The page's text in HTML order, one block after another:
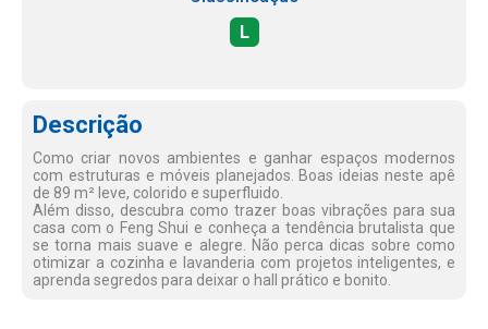
L
Descrição
Como criar novos ambientes e ganhar espaços modernos
com estruturas e móveis planejados. Boas ideias neste apê
de 89 m² leve, colorido e superfluido.
Além disso, descubra como trazer boas vibrações para sua
casa com o Feng Shui e conheça a tendência brutalista que
se torna mais suave e alegre. Não perca dicas sobre como
otimizar a cozinha e lavanderia com projetos inteligentes, e
aprenda segredos para deixar o hall prático e bonito.